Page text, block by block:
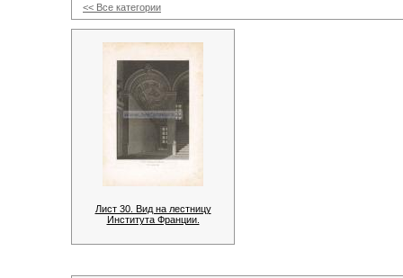
<< Все категории
Лист 30. Вид на лестницу
Института Франции.